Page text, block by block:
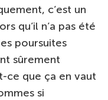
c’est un
qu’il n’a pas été
poursuites
sûrement
ce que ça en vaut
si